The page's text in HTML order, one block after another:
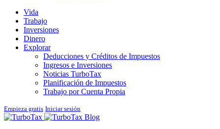
Vida
Trabajo
Inversiones
Dinero
Explorar
Deducciones y Créditos de Impuestos
Ingresos e Inversiones
Noticias TurboTax
Planificación de Impuestos
Trabajo por Cuenta Propia
Empieza gratis Iniciar sesión
Blog